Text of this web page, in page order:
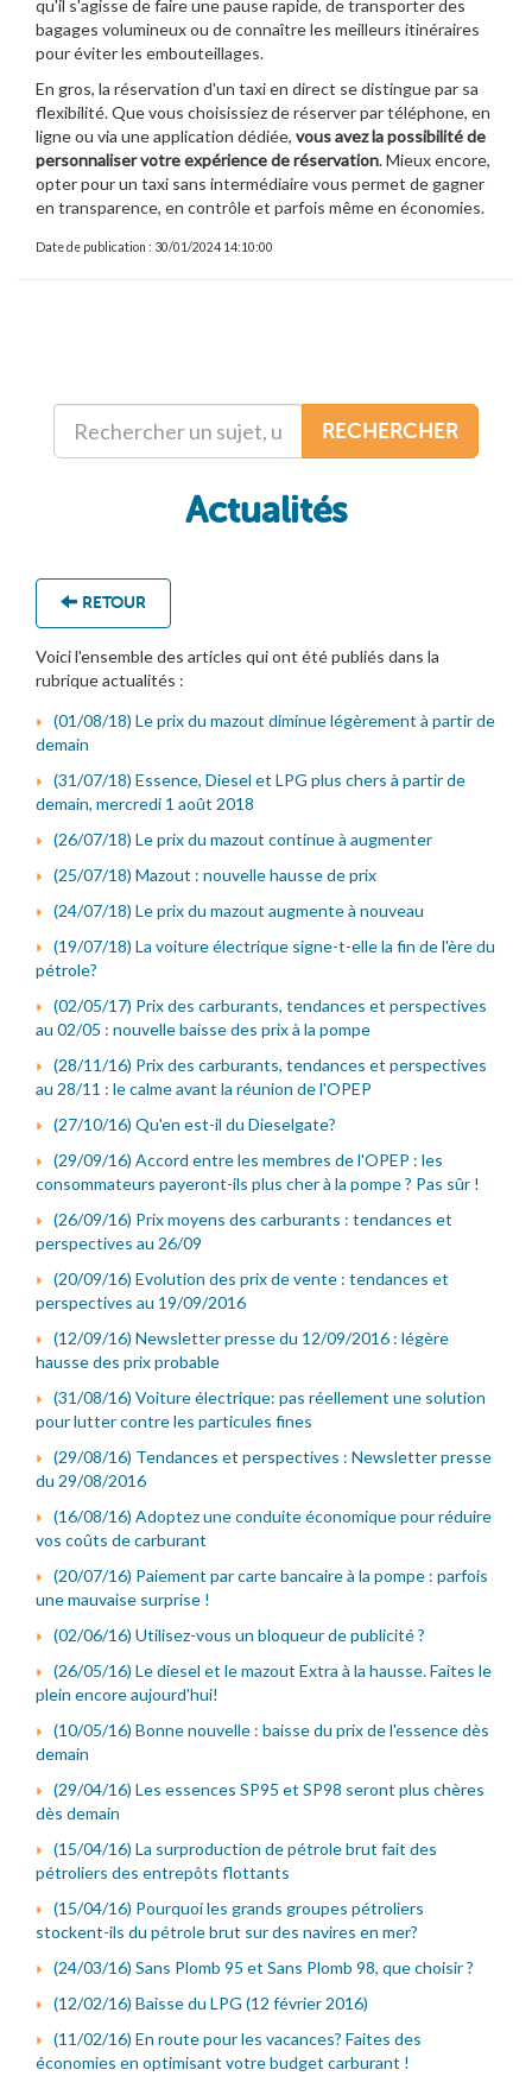
qu'il s'agisse de faire une pause rapide, de transporter des
bagages volumineux ou de connaître les meilleurs itinéraires
pour éviter les embouteillages.
En gros, la réservation d'un taxi en direct se distingue par sa
flexibilité. Que vous choisissiez de réserver par téléphone, en
ligne ou via une application dédiée, vous avez la possibilité de
personnaliser votre expérience de réservation. Mieux encore,
opter pour un taxi sans intermédiaire vous permet de gagner
en transparence, en contrôle et parfois même en économies.
Date de publication : 30/01/2024 14:10:00
RECHERCHER
Actualités
RETOUR
Voici l'ensemble des articles qui ont été publiés dans la
rubrique actualités :
(01/08/18) Le prix du mazout diminue légèrement à partir de
demain
(31/07/18) Essence, Diesel et LPG plus chers à partir de
demain, mercredi 1 août 2018
(26/07/18) Le prix du mazout continue à augmenter
(25/07/18) Mazout : nouvelle hausse de prix
(24/07/18) Le prix du mazout augmente à nouveau
(19/07/18) La voiture électrique signe-t-elle la fin de l'ère du
pétrole?
(02/05/17) Prix des carburants, tendances et perspectives
au 02/05 : nouvelle baisse des prix à la pompe
(28/11/16) Prix des carburants, tendances et perspectives
au 28/11 : le calme avant la réunion de l'OPEP
(27/10/16) Qu'en est-il du Dieselgate?
(29/09/16) Accord entre les membres de l'OPEP : les
consommateurs payeront-ils plus cher à la pompe ? Pas sûr !
(26/09/16) Prix moyens des carburants : tendances et
perspectives au 26/09
(20/09/16) Evolution des prix de vente : tendances et
perspectives au 19/09/2016
(12/09/16) Newsletter presse du 12/09/2016 : légère
hausse des prix probable
(31/08/16) Voiture électrique: pas réellement une solution
pour lutter contre les particules fines
(29/08/16) Tendances et perspectives : Newsletter presse
du 29/08/2016
(16/08/16) Adoptez une conduite économique pour réduire
vos coûts de carburant
(20/07/16) Paiement par carte bancaire à la pompe : parfois
une mauvaise surprise !
(02/06/16) Utilisez-vous un bloqueur de publicité ?
(26/05/16) Le diesel et le mazout Extra à la hausse. Faites le
plein encore aujourd'hui!
(10/05/16) Bonne nouvelle : baisse du prix de l'essence dès
demain
(29/04/16) Les essences SP95 et SP98 seront plus chères
dès demain
(15/04/16) La surproduction de pétrole brut fait des
pétroliers des entrepôts flottants
(15/04/16) Pourquoi les grands groupes pétroliers
stockent-ils du pétrole brut sur des navires en mer?
(24/03/16) Sans Plomb 95 et Sans Plomb 98, que choisir ?
(12/02/16) Baisse du LPG (12 février 2016)
(11/02/16) En route pour les vacances? Faites des
économies en optimisant votre budget carburant !